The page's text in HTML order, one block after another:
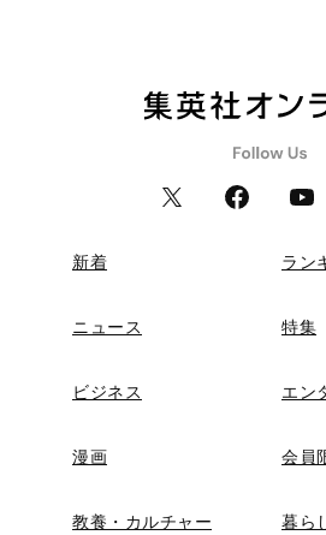
新着 ラン
ニュース 特集
ビジネス エン
漫画 会員
教養・カルチャー 暮ら